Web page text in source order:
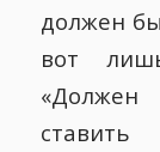
должен
вот
«Должен